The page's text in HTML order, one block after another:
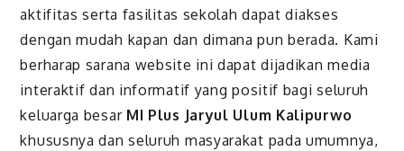
aktifitas serta fasilitas sekolah dapat diakses
dengan mudah kapan dan dimana pun berada. Kami
berharap sarana website ini dapat dijadikan media
interaktif dan informatif yang positif bagi seluruh
keluarga besar MI Plus Jaryul Ulum Kalipurwo
khususnya dan seluruh masyarakat pada umumnya,